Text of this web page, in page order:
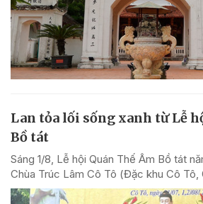
Lan tỏa lối sống xanh từ Lễ
Bồ tát
Sáng 1/8, Lễ hội Quán Thế Âm Bồ tát
Chùa Trúc Lâm Cô Tô (Đặc khu Cô Tô,